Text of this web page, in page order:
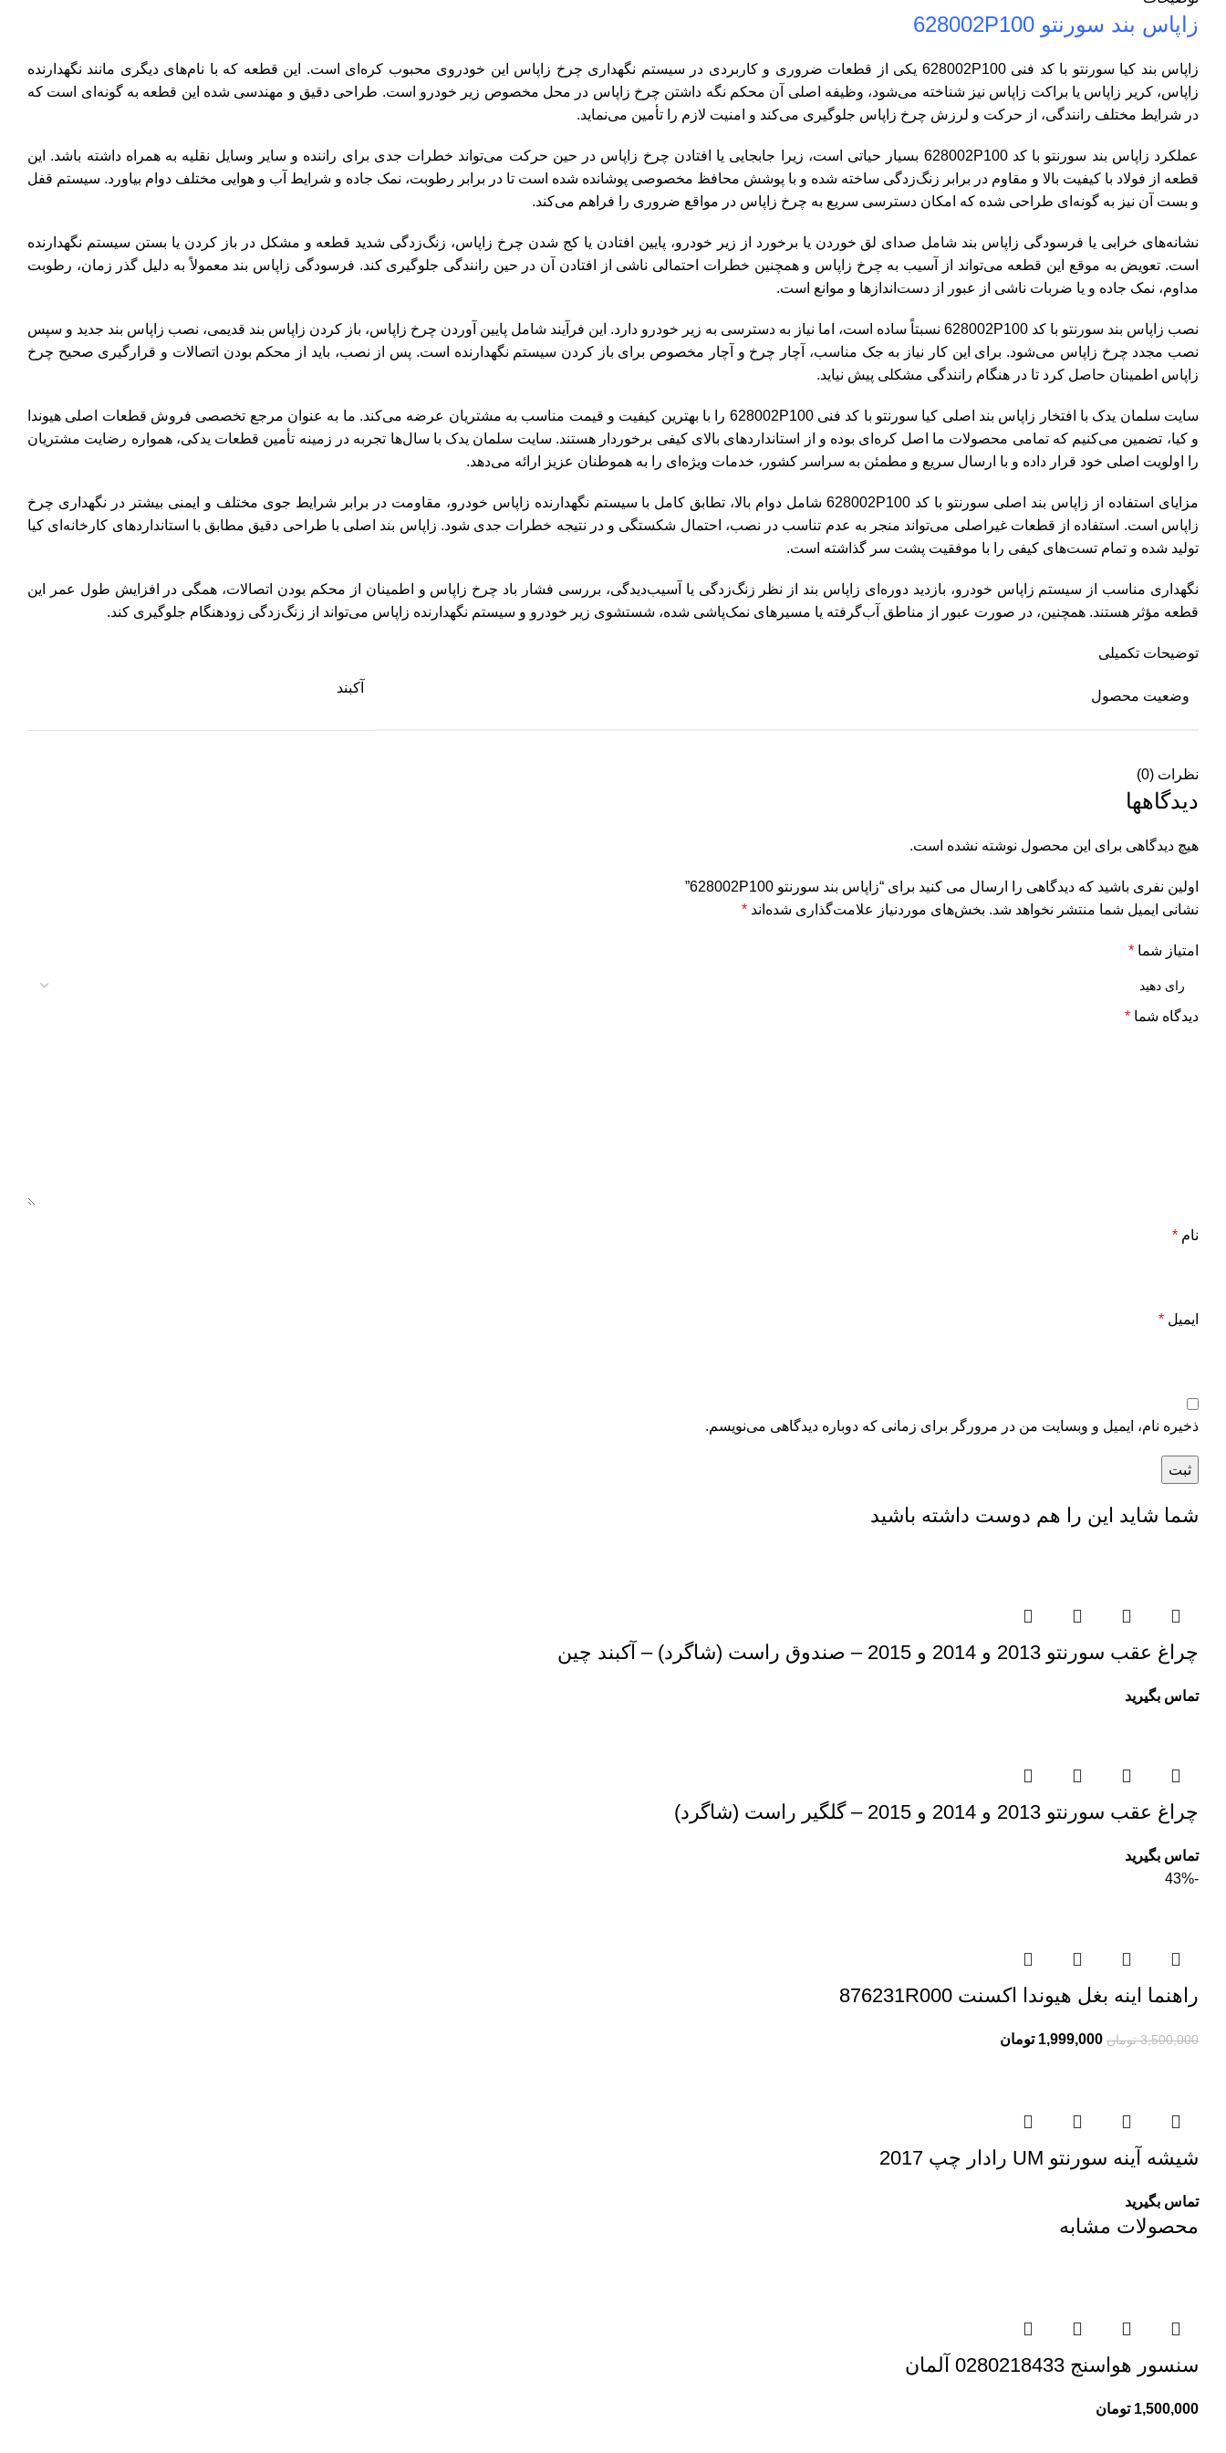
زاپاس بند سورنتو 628002P100
زاپاس بند کیا سورنتو با کد فنی 628002P100 یکی از قطعات ضروری و کاربردی در سیستم نگهداری چرخ زاپاس این خودروی محبوب کره‌ای است. این قطعه که با نام‌های دیگری مانند نگهدارنده
زاپاس، کریر زاپاس یا براکت زاپاس نیز شناخته می‌شود، وظیفه اصلی آن محکم نگه داشتن چرخ زاپاس در محل مخصوص زیر خودرو است. طراحی دقیق و مهندسی شده این قطعه به گونه‌ای است که
در شرایط مختلف رانندگی، از حرکت و لرزش چرخ زاپاس جلوگیری می‌کند و امنیت لازم را تأمین می‌نماید.
عملکرد زاپاس بند سورنتو با کد 628002P100 بسیار حیاتی است، زیرا جابجایی یا افتادن چرخ زاپاس در حین حرکت می‌تواند خطرات جدی برای راننده و سایر وسایل نقلیه به همراه داشته باشد. این
قطعه از فولاد با کیفیت بالا و مقاوم در برابر زنگ‌زدگی ساخته شده و با پوشش محافظ مخصوصی پوشانده شده است تا در برابر رطوبت، نمک جاده و شرایط آب و هوایی مختلف دوام بیاورد. سیستم قفل
و بست آن نیز به گونه‌ای طراحی شده که امکان دسترسی سریع به چرخ زاپاس در مواقع ضروری را فراهم می‌کند.
نشانه‌های خرابی یا فرسودگی زاپاس بند شامل صدای لق خوردن یا برخورد از زیر خودرو، پایین افتادن یا کج شدن چرخ زاپاس، زنگ‌زدگی شدید قطعه و مشکل در باز کردن یا بستن سیستم نگهدارنده
است. تعویض به موقع این قطعه می‌تواند از آسیب به چرخ زاپاس و همچنین خطرات احتمالی ناشی از افتادن آن در حین رانندگی جلوگیری کند. فرسودگی زاپاس بند معمولاً به دلیل گذر زمان، رطوبت
مداوم، نمک جاده و یا ضربات ناشی از عبور از دست‌اندازها و موانع است.
نصب زاپاس بند سورنتو با کد 628002P100 نسبتاً ساده است، اما نیاز به دسترسی به زیر خودرو دارد. این فرآیند شامل پایین آوردن چرخ زاپاس، باز کردن زاپاس بند قدیمی، نصب زاپاس بند جدید و سپس
نصب مجدد چرخ زاپاس می‌شود. برای این کار نیاز به جک مناسب، آچار چرخ و آچار مخصوص برای باز کردن سیستم نگهدارنده است. پس از نصب، باید از محکم بودن اتصالات و قرارگیری صحیح چرخ
زاپاس اطمینان حاصل کرد تا در هنگام رانندگی مشکلی پیش نیاید.
سایت سلمان یدک با افتخار زاپاس بند اصلی کیا سورنتو با کد فنی 628002P100 را با بهترین کیفیت و قیمت مناسب به مشتریان عرضه می‌کند. ما به عنوان مرجع تخصصی فروش قطعات اصلی هیوندا
و کیا، تضمین می‌کنیم که تمامی محصولات ما اصل کره‌ای بوده و از استانداردهای بالای کیفی برخوردار هستند. سایت سلمان یدک با سال‌ها تجربه در زمینه تأمین قطعات یدکی، همواره رضایت مشتریان
را اولویت اصلی خود قرار داده و با ارسال سریع و مطمئن به سراسر کشور، خدمات ویژه‌ای را به هموطنان عزیز ارائه می‌دهد.
مزایای استفاده از زاپاس بند اصلی سورنتو با کد 628002P100 شامل دوام بالا، تطابق کامل با سیستم نگهدارنده زاپاس خودرو، مقاومت در برابر شرایط جوی مختلف و ایمنی بیشتر در نگهداری چرخ
زاپاس است. استفاده از قطعات غیراصلی می‌تواند منجر به عدم تناسب در نصب، احتمال شکستگی و در نتیجه خطرات جدی شود. زاپاس بند اصلی با طراحی دقیق مطابق با استانداردهای کارخانه‌ای کیا
تولید شده و تمام تست‌های کیفی را با موفقیت پشت سر گذاشته است.
نگهداری مناسب از سیستم زاپاس خودرو، بازدید دوره‌ای زاپاس بند از نظر زنگ‌زدگی یا آسیب‌دیدگی، بررسی فشار باد چرخ زاپاس و اطمینان از محکم بودن اتصالات، همگی در افزایش طول عمر این
قطعه مؤثر هستند. همچنین، در صورت عبور از مناطق آب‌گرفته یا مسیرهای نمک‌پاشی شده، شستشوی زیر خودرو و سیستم نگهدارنده زاپاس می‌تواند از زنگ‌زدگی زودهنگام جلوگیری کند.
توضیحات تکمیلی
وضعیت محصول
آکبند
نظرات (0)
دیدگاهها
هیچ دیدگاهی برای این محصول نوشته نشده است.
اولین نفری باشید که دیدگاهی را ارسال می کنید برای “زاپاس بند سورنتو 628002P100”
نشانی ایمیل شما منتشر نخواهد شد. بخش‌های موردنیاز علامت‌گذاری شده‌اند *
امتیاز شما *
دیدگاه شما *
نام *
ایمیل *
ذخیره نام، ایمیل و وبسایت من در مرورگر برای زمانی که دوباره دیدگاهی می‌نویسم.
شما شاید این را هم دوست داشته باشید
چراغ عقب سورنتو 2013 و 2014 و 2015 – صندوق راست (شاگرد) – آکبند چین
تماس بگیرید
چراغ عقب سورنتو 2013 و 2014 و 2015 – گلگیر راست (شاگرد)
تماس بگیرید
-43%
راهنما اینه بغل هیوندا اکسنت 876231R000
3,500,000 تومان 1,999,000 تومان
شیشه آینه سورنتو UM رادار چپ 2017
تماس بگیرید
محصولات مشابه
سنسور هواسنج 0280218433 آلمان
1,500,000 تومان